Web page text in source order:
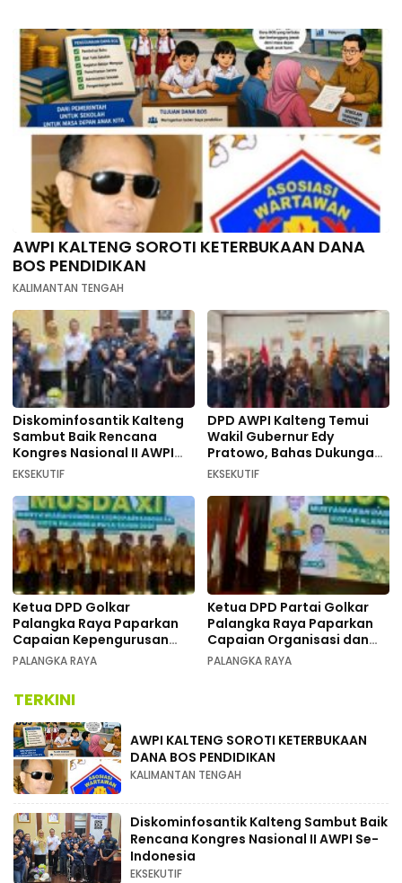
AWPI KALTENG SOROTI KETERBUKAAN DANA
BOS PENDIDIKAN
KALIMANTAN TENGAH
Diskominfosantik Kalteng
Sambut Baik Rencana
Kongres Nasional II AWPI
Se-Indonesia
EKSEKUTIF
DPD AWPI Kalteng Temui
Wakil Gubernur Edy
Pratowo, Bahas Dukungan
Kongres Nasional II AWPI di
EKSEKUTIF
Ketua DPD Golkar
Palangka Raya Paparkan
Capaian Kepengurusan
pada Pembukaan Musda XI
PALANGKA RAYA
Ketua DPD Partai Golkar
Palangka Raya Paparkan
Capaian Organisasi dan
Kemenangan Pemilu pada
PALANGKA RAYA
TERKINI
AWPI KALTENG SOROTI KETERBUKAAN
DANA BOS PENDIDIKAN
KALIMANTAN TENGAH
Diskominfosantik Kalteng Sambut Baik
Rencana Kongres Nasional II AWPI Se-
Indonesia
EKSEKUTIF